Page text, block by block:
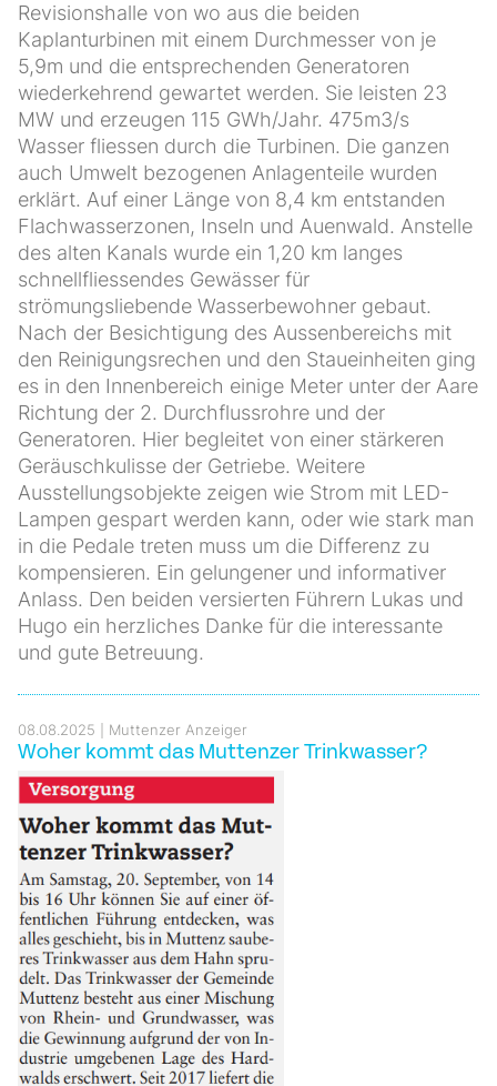
Revisionshalle von wo aus die beiden
Kaplanturbinen mit einem Durchmesser von je
5,9m und die entsprechenden Generatoren
wiederkehrend gewartet werden. Sie leisten 23
MW und erzeugen 115 GWh/Jahr. 475m3/s
Wasser fliessen durch die Turbinen. Die ganzen
auch Umwelt bezogenen Anlagenteile wurden
erklärt. Auf einer Länge von 8,4 km entstanden
Flachwasserzonen, Inseln und Auenwald. Anstelle
des alten Kanals wurde ein 1,20 km langes
schnellfliessendes Gewässer für
strömungsliebende Wasserbewohner gebaut.
Nach der Besichtigung des Aussenbereichs mit
den Reinigungsrechen und den Staueinheiten ging
es in den Innenbereich einige Meter unter der Aare
Richtung der 2. Durchflussrohre und der
Generatoren. Hier begleitet von einer stärkeren
Geräuschkulisse der Getriebe. Weitere
Ausstellungsobjekte zeigen wie Strom mit LED-
Lampen gespart werden kann, oder wie stark man
in die Pedale treten muss um die Differenz zu
kompensieren. Ein gelungener und informativer
Anlass. Den beiden versierten Führern Lukas und
Hugo ein herzliches Danke für die interessante
und gute Betreuung.
08.08.2025 Muttenzer Anzeiger
Woher kommt das Muttenzer Trinkwasser?